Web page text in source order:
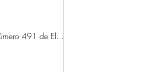
491 de El...